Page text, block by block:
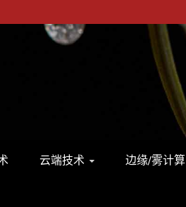
云端技术 边缘/雾计算